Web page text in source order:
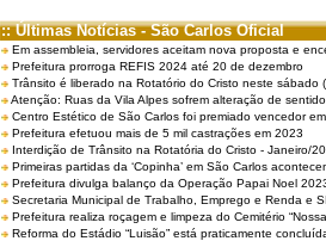
:: Últimas Notícias - São Carlos Oficial
Em assembleia, servidores aceitam nova proposta e
Prefeitura prorroga REFIS 2024 até 20 de dezembro
Trânsito é liberado na Rotatório do Cristo neste sábado
Atenção: Ruas da Vila Alpes sofrem alteração de
Centro Estético de São Carlos foi premiado vencedor
Prefeitura efetuou mais de 5 mil castrações em 2023
Interdição de Trânsito na Rotatória do Cristo - Janeiro/
Primeiras partidas da ‘Copinha’ em São Carlos
Prefeitura divulga balanço da Operação Papai Noel
Secretaria Municipal de Trabalho, Emprego e Renda e
Prefeitura realiza roçagem e limpeza do Cemitério
Reforma do Estádio “Luisão” está praticamente